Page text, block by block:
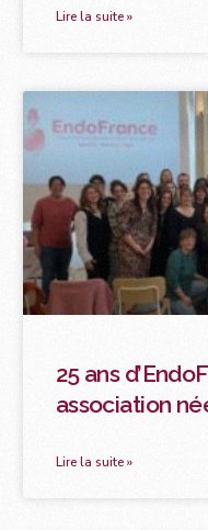
Lire la suite »
25 ans
association
Lire la suite »